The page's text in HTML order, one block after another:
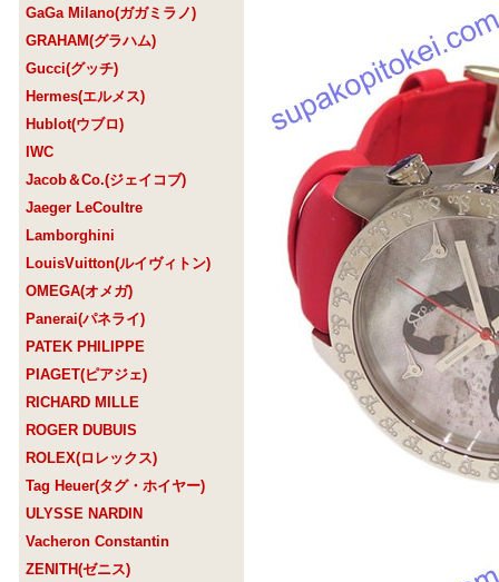
GaGa Milano(ガガミラノ)
GRAHAM(グラハム)
Gucci(グッチ)
Hermes(エルメス)
Hublot(ウブロ)
IWC
Jacob＆Co.(ジェイコブ)
Jaeger LeCoultre
Lamborghini
LouisVuitton(ルイヴィトン)
OMEGA(オメガ)
Panerai(パネライ)
PATEK PHILIPPE
PIAGET(ピアジェ)
RICHARD MILLE
ROGER DUBUIS
ROLEX(ロレックス)
Tag Heuer(タグ・ホイヤー)
ULYSSE NARDIN
Vacheron Constantin
ZENITH(ゼニス)